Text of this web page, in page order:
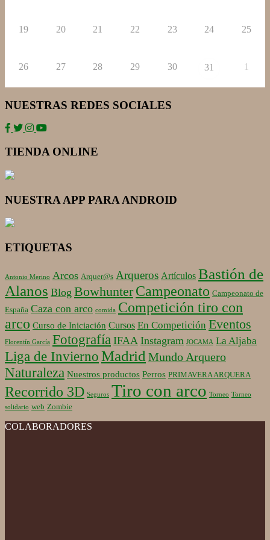
19 20 21 22 23 24 25
26 27 28 29 30 31 1
NUESTRAS REDES SOCIALES
TIENDA ONLINE
NUESTRA APP PARA ANDROID
ETIQUETAS
Antonio Merino Arcos Arquer@s Arqueros Artículos Bastión de
Alanos Blog Bowhunter Campeonato Campeonato de
España Caza con arco comida Competición tiro con
arco Curso de Iniciación Cursos En Competición Eventos
Florentín García Fotografía IFAA Instagram JOCAMA La Aljaba
Liga de Invierno Madrid Mundo Arquero
Naturaleza Nuestros productos Perros PRIMAVERA ARQUERA
Recorrido 3D Seguros Tiro con arco Torneo Torneo
solidario web Zombie
COLABORADORES